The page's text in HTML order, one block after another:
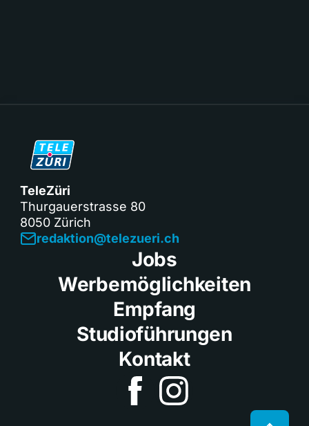
TeleZüri
Thurgauerstrasse 80
8050 Zürich
redaktion@telezueri.ch
Jobs
Werbemöglichkeiten
Empfang
Studioführungen
Kontakt